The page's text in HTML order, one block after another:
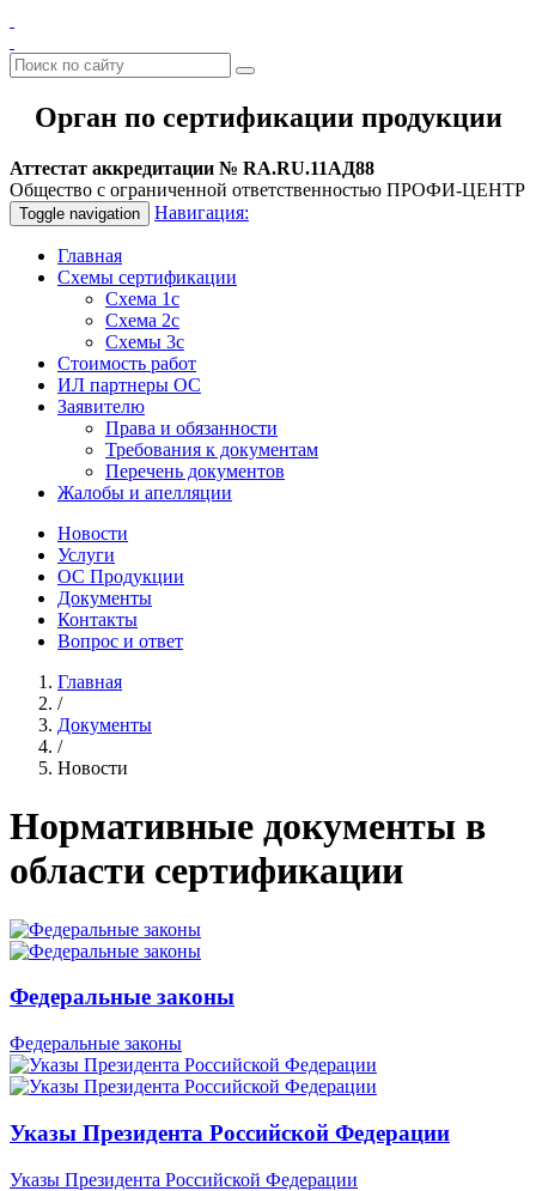
Орган по сертификации продукции
Аттестат аккредитации № RA.RU.11АД88
Общество с ограниченной ответственностью ПРОФИ-ЦЕНТР
Toggle navigation Навигация:
Главная
Схемы сертификации
Схема 1с
Схема 2с
Схемы 3с
Стоимость работ
ИЛ партнеры ОС
Заявителю
Права и обязанности
Требования к документам
Перечень документов
Жалобы и апелляции
Новости
Услуги
ОС Продукции
Документы
Контакты
Вопрос и ответ
Главная
/
Документы
/
Новости
Нормативные документы в
области сертификации
Федеральные законы
Федеральные законы
Указы Президента Российской Федерации
Указы Президента Российской Федерации